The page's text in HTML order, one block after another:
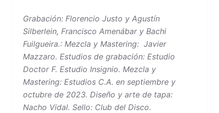
Grabación: Florencio Justo y Agustín
Silberlein, Francisco Amenábar y Bachi
Fuilgueira.: Mezcla y Mastering: Javier
Mazzaro. Estudios de grabación: Estudio
Doctor F. Estudio Insignio. Mezcla y
Mastering: Estudios C.A. en septiembre y
octubre de 2023. Diseño y arte de tapa:
Nacho Vidal. Sello: Club del Disco.